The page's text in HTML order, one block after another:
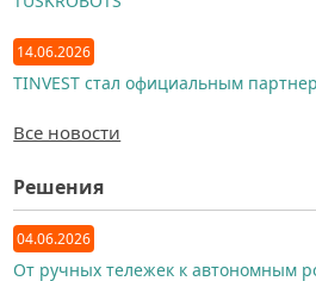
14.06.2026
TINVEST стал официальным
Все новости
Решения
04.06.2026
От ручных тележек к автономным